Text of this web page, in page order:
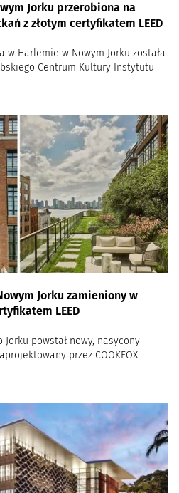
Jorku przerobiona na
z złotym certyfikatem LEED
w Harlemie w Nowym Jorku została
Centrum Kultury Instytutu
Jorku zamieniony w
LEED
powstał nowy, nasycony
przez COOKFOX